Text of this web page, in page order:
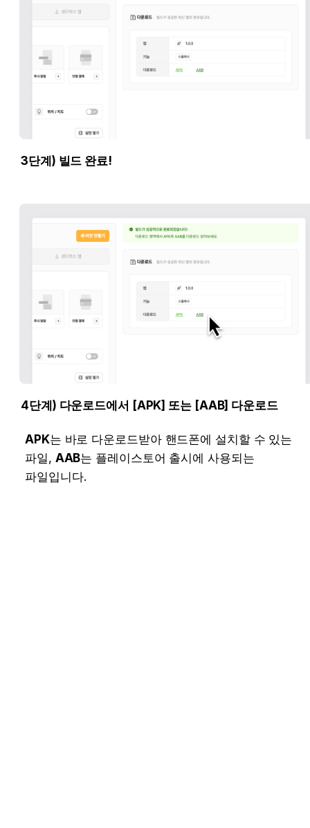
3단계) 빌드 완료!
4단계) 다운로드에서 [APK] 또는 [AAB] 다운로드
APK는 바로 다운로드받아 핸드폰에 설치할 수 있는
파일, AAB는 플레이스토어 출시에 사용되는
파일입니다.